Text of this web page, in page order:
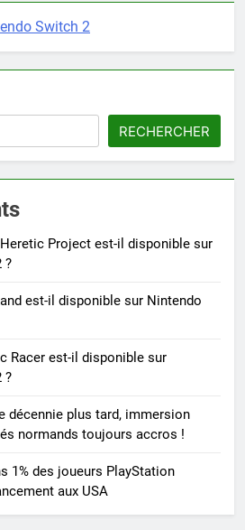
Switch 2
RECHERCHER
Project est-il disponible sur
?
est-il disponible sur Nintendo
Racer est-il disponible sur
?
décennie plus tard, immersion
normands toujours accros !
1% des joueurs PlayStation
aux USA